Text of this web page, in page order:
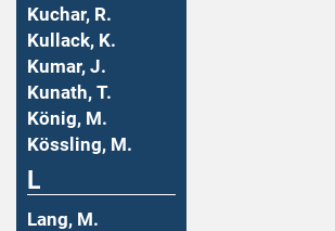
Kuchar, R.
Kullack, K.
Kumar, J.
Kunath, T.
König, M.
Kössling, M.
L
Lang, M.